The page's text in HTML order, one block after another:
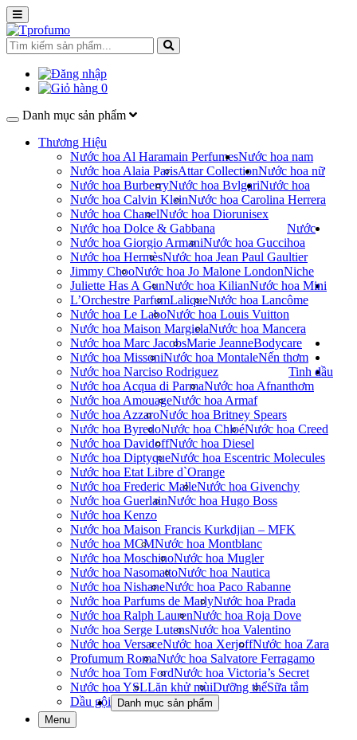
0
Danh mục sản phẩm
Thương Hiệu
Nước hoa Al Haramain Perfumes
Nước hoa Alaia ParisAttar Collection
Nước hoa BurberryNước hoa Bvlgari
Nước hoa Calvin KleinNước hoa Carolina Herrera
Nước hoa ChanelNước hoa Dior
Nước hoa Dolce & Gabbana
Nước hoa Giorgio ArmaniNước hoa Gucci
Nước hoa HermèsNước hoa Jean Paul Gaultier
Jimmy ChooNước hoa Jo Malone London
Juliette Has A GunNước hoa Kilian
L’Orchestre ParfumLaliqueNước hoa Lancôme
Nước hoa Le LaboNước hoa Louis Vuitton
Nước hoa Maison MargielaNước hoa Mancera
Nước hoa Marc JacobsMarie Jeanne
Nước hoa MissoniNước hoa Montale
Nước hoa Narciso Rodriguez
Nước hoa Acqua di ParmaNước hoa Afnan
Nước hoa AmouageNước hoa Armaf
Nước hoa AzzaroNước hoa Britney Spears
Nước hoa ByredoNước hoa ChloéNước hoa Creed
Nước hoa DavidoffNước hoa Diesel
Nước hoa DiptyqueNước hoa Escentric Molecules
Nước hoa Etat Libre d`Orange
Nước hoa Frederic MalleNước hoa Givenchy
Nước hoa GuerlainNước hoa Hugo Boss
Nước hoa Kenzo
Nước hoa Maison Francis Kurkdjian – MFK
Nước hoa MCMNước hoa Montblanc
Nước hoa MoschinoNước hoa Mugler
Nước hoa NasomattoNước hoa Nautica
Nước hoa NishaneNước hoa Paco Rabanne
Nước hoa Parfums de MarlyNước hoa Prada
Nước hoa Ralph LaurenNước hoa Roja Dove
Nước hoa Serge LutensNước hoa Valentino
Nước hoa VersaceNước hoa XerjoffNước hoa Zara
Profumum RomaNước hoa Salvatore Ferragamo
Nước hoa Tom FordNước hoa Victoria’s Secret
Nước hoa YSL
Nước hoa nam
Nước hoa nữ
Nước hoa
unisex
Nước
hoa
Niche
Nước hoa Mini
Bodycare
Lăn khử mùiDưỡng thểSữa tắm
Dầu gội
Nến thơm
Tinh dầu
thơm
Danh mục sản phẩm
Menu